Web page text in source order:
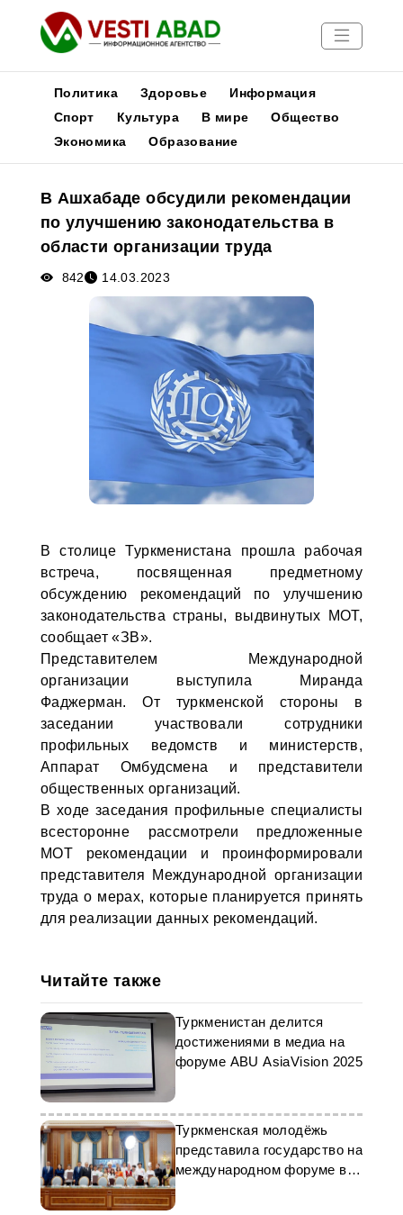
Новости
Медиа
Афиша
Политика Здоровье
Информация
Спорт
Культура В мире
Общество
Экономика
Образование
В Ашхабаде обсудили рекомендации
по улучшению законодательства в
области организации труда
842 14.03.2023
В столице Туркменистана прошла рабочая
встреча, посвященная предметному
обсуждению рекомендаций по улучшению
законодательства страны, выдвинутых МОТ,
сообщает «ЗВ».
Представителем Международной
организации выступила Миранда
Фаджерман. От туркменской стороны в
заседании участвовали сотрудники
профильных ведомств и министерств,
Аппарат Омбудсмена и представители
общественных организаций.
В ходе заседания профильные специалисты
всесторонне рассмотрели предложенные
МОТ рекомендации и проинформировали
представителя Международной организации
труда о мерах, которые планируется принять
для реализации данных рекомендаций.
Читайте также
Туркменистан делится
достижениями в медиа на
форуме ABU AsiaVision 2025
Туркменская молодёжь
представила государство на
международном форуме в
Ташкенте